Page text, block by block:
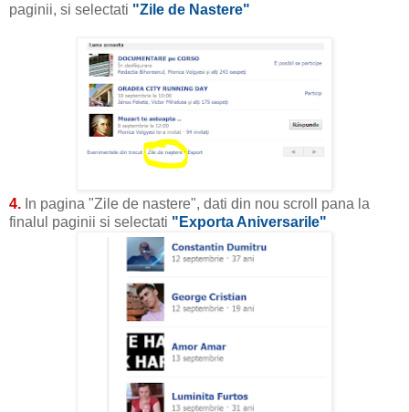
paginii, si selectati "Zile de Nastere"
4. In pagina "Zile de nastere", dati din nou scroll pana la
finalul paginii si selectati "Exporta Aniversarile"